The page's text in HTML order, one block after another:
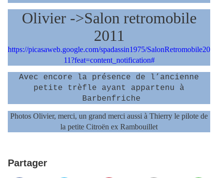
Olivier ->Salon retromobile
2011
https://picasaweb.google.com/spadassin1975/SalonRetromobile20
11?feat=content_notification#
Avec encore la présence de l’ancienne
petite trèfle ayant appartenu à
Barbenfriche
Photos Olivier, merci, un grand merci aussi à Thierry le pilote de
la petite Citroën ex Rambouillet
Partager